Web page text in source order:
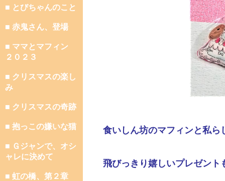
■ とびちゃんのこと
■ 赤鬼さん、登場
■ ママとマフィン
２０２３
■ クリスマスの楽し
み
■ クリスマスの奇跡
■ 抱っこの嫌いな猫
■ Ｇジャンで、オシ
ャレに決めて
■ 虹の橋、第２章
食いしん坊のマフィンと私ら
飛びっきり嬉しいプレゼント